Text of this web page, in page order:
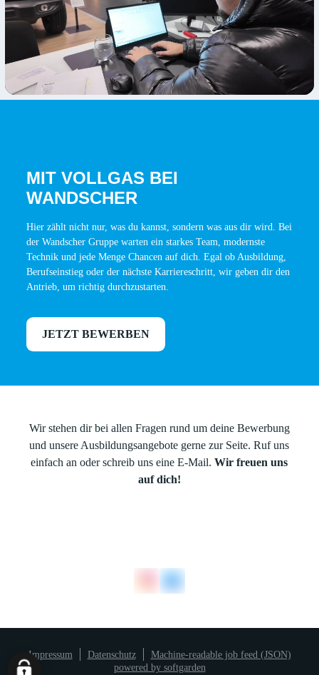
MIT VOLLGAS BEI
WANDSCHER
Hier zählt nicht nur, was du kannst, sondern was aus dir wird. Bei
der Wandscher Gruppe warten ein starkes Team, modernste
Technik und jede Menge Chancen auf dich. Egal ob Ausbildung,
Berufseinstieg oder der nächste Karriereschritt, wir geben dir den
Antrieb, um richtig durchzustarten.
JETZT BEWERBEN
Wir stehen dir bei allen Fragen rund um deine Bewerbung
und unsere Ausbildungsangebote gerne zur Seite. Ruf uns
einfach an oder schreib uns eine E-Mail.Wir freuen uns
auf dich!
Impressum Datenschutz
Machine-readable job feed (JSON)
powered by softgarden